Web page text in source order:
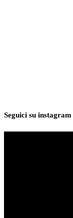
Seguici su instagram